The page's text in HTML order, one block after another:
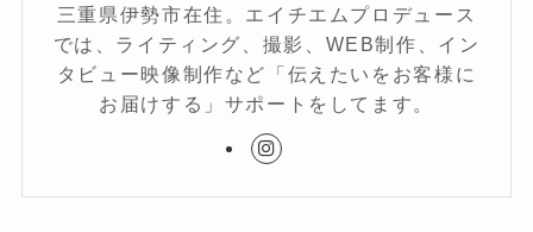
三重県伊勢市在住。エイチエムプロデュース
では、ライティング、撮影、WEB制作、イン
タビュー映像制作など「伝えたいをお客様に
お届けする」サポートをしてます。